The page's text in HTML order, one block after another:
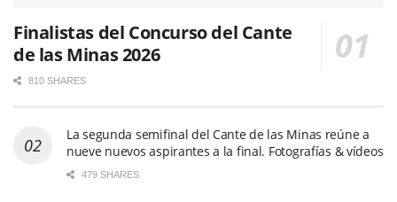
Finalistas del Concurso del Cante
de las Minas 2026
810 SHARES
La segunda semifinal del Cante de las Minas reúne a
nueve nuevos aspirantes a la final. Fotografías & vídeos
479 SHARES